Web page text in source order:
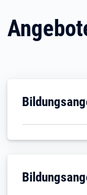
Öffnet in
Öffnet in